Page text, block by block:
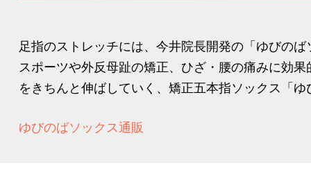
足指のストレッチには、今井院長開発の「ゆびの
スポーツや外反母趾の矯正、ひざ・腰の痛みに効
をきちんと伸ばしていく、矯正五本指ソックス「
ゆびのばソックス通販